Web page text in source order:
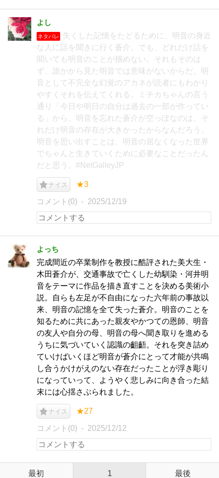
よし
ネタバレ
失くした記憶をたどるために、明音の身近
な人に話を聞きに行く蒼介。でも、どれだけ話を
聞いても明音のことが掴めない。それもそのは
ず、誰かから見た明音では意味がないからだ。明
音として不完全な幻覚のアカネが読者にもわかり
やすくそれを伝えてくれる。ミチカちゃんの言う
通り「今日や明日の自分は過去の一部が作ってい
る」から、明音を忘れた蒼介が空っぽなのは、そ
れだけ明音の存在が大きかったからなんだろう。
明音を思い出すことは、明音の居なくなった世界
でちゃんと生きていくために必要なことだったん
だと思う。#NetGalleyJP
ナイス ★3
コメント(0) 2025/12/19
よっち
完成間近の卒業制作を教授に酷評された美大生・
木田蒼介が、交通事故で亡くした幼馴染・河井明
音をテーマに作品を描き直すことを決める美術小
説。自らも左足が不自由になった六年前の事故以
来、明音の記憶を全て失った蒼介。明音のことを
知るために共にあった親友やかつての恩師、明音
の友人や自分の母、明音の母へ聞き取りを進める
うちに気づいていく認識の齟齬。それを突き詰め
ていけばいくほど明音が蒼介にとって才能が共鳴
し合うかけがえのない存在だったことが浮き彫り
になっていって、ようやく悲しみに向き合った結
末には心揺さぶられました。
ナイス ★27
コメント(0) 2025/12/12
最初 1 最後